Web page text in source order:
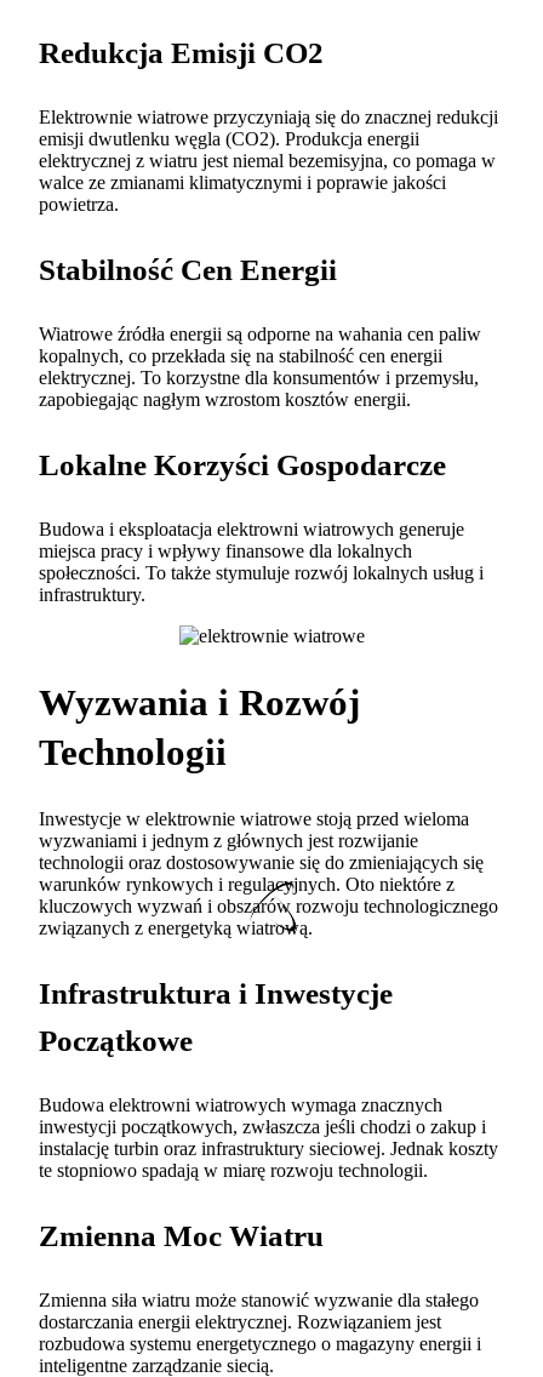
Redukcja Emisji CO2
Elektrownie wiatrowe przyczyniają się do znacznej redukcji
emisji dwutlenku węgla (CO2). Produkcja energii
elektrycznej z wiatru jest niemal bezemisyjna, co pomaga w
walce ze zmianami klimatycznymi i poprawie jakości
powietrza.
Stabilność Cen Energii
Wiatrowe źródła energii są odporne na wahania cen paliw
kopalnych, co przekłada się na stabilność cen energii
elektrycznej. To korzystne dla konsumentów i przemysłu,
zapobiegając nagłym wzrostom kosztów energii.
Lokalne Korzyści Gospodarcze
Budowa i eksploatacja elektrowni wiatrowych generuje
miejsca pracy i wpływy finansowe dla lokalnych
społeczności. To także stymuluje rozwój lokalnych usług i
infrastruktury.
Wyzwania i Rozwój
Technologii
Inwestycje w elektrownie wiatrowe stoją przed wieloma
wyzwaniami i jednym z głównych jest rozwijanie
technologii oraz dostosowywanie się do zmieniających się
warunków rynkowych i regulacyjnych. Oto niektóre z
kluczowych wyzwań i obszarów rozwoju technologicznego
związanych z energetyką wiatrową.
Infrastruktura i Inwestycje
Początkowe
Budowa elektrowni wiatrowych wymaga znacznych
inwestycji początkowych, zwłaszcza jeśli chodzi o zakup i
instalację turbin oraz infrastruktury sieciowej. Jednak koszty
te stopniowo spadają w miarę rozwoju technologii.
Zmienna Moc Wiatru
Zmienna siła wiatru może stanowić wyzwanie dla stałego
dostarczania energii elektrycznej. Rozwiązaniem jest
rozbudowa systemu energetycznego o magazyny energii i
inteligentne zarządzanie siecią.